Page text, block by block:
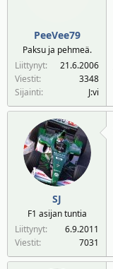
PeeVee79
Paksu ja pehmeä.
Liittynyt
21.6.2006
Viestit
3348
Sijainti
J:vi
SJ
F1 asijan tuntia
Liittynyt
6.9.2011
Viestit
7031